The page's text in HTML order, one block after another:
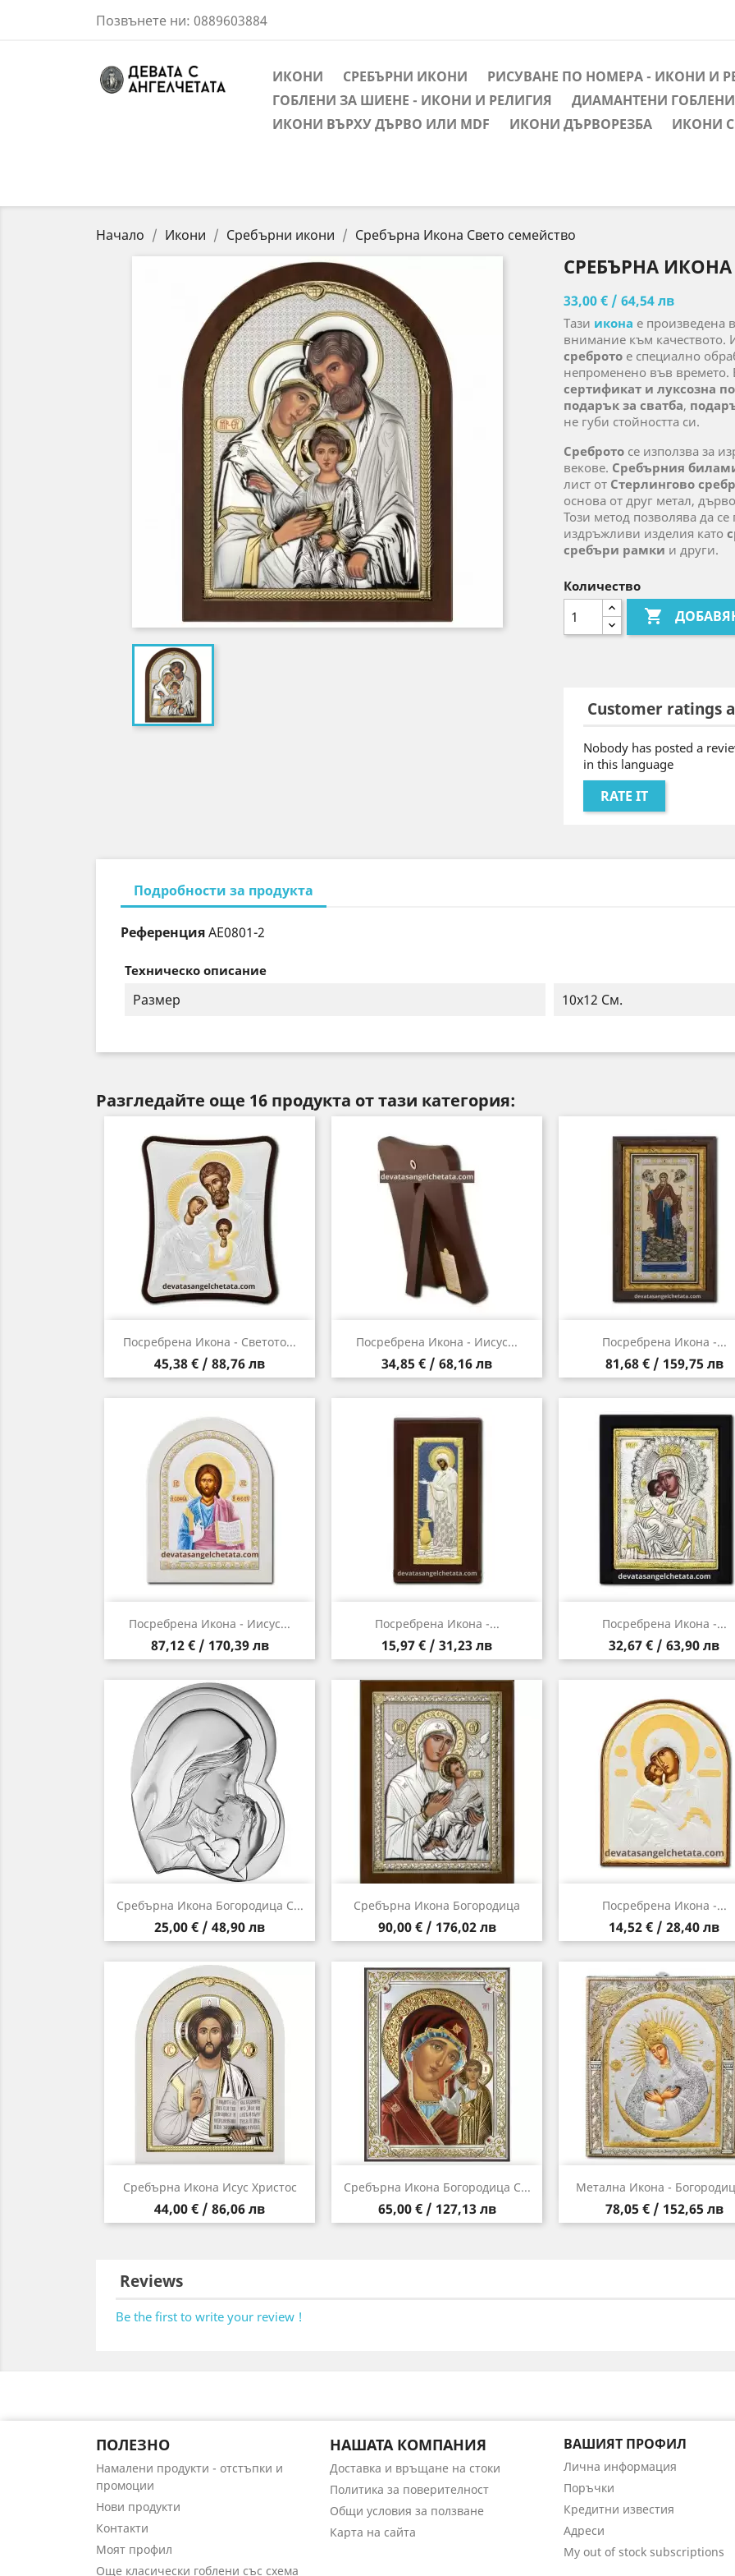
Позвънете ни: 0889603884
ИКОНИ СРЕБЪРНИ ИКОНИ
РИСУВАНЕ ПО НОМЕРА - ИКОНИ И
ГОБЛЕНИ ЗА ШИЕНЕ - ИКОНИ И РЕЛИГИЯ
ДИАМАНТЕНИ
ИКОНИ ВЪРХУ ДЪРВО ИЛИ MDF
ИКОНИ ДЪРВОРЕЗБА ИКОНИ
Начало Икони Сребърни икони Сребърна Икона Свето семейство
СРЕБЪРНА
33,00 € / 64,54 лв
Тази икона е произведена в
внимание към качеството.
среброто е специално
непроменено във времето.
сертификат и луксозна
подарък за сватба,
не губи стойността си.
Среброто се използва за
векове. Сребърния
лист от Стерлингово
основа от друг метал,
Този метод позволява да
издръжливи изделия като
сребъри рамки и други.
Количество

Customer ratings
Nobody has posted a
in this language
RATE IT
Подробности за продукта
РеференцияAE0801-2
Техническо описание
Размер 10х12 См.
Разгледайте още 16 продукта от тази категория:
Посребрена Икона - Светото...
Цена
45,38 € / 88,76 лв
Бърз преглед Посребрена Икона - Иисус...
Цена
34,85 € / 68,16 лв
Бърз преглед Посребрена Икона -...
Цена
81,68 € / 159,75 лв
Бърз преглед
Посребрена Икона - Иисус...
Цена
87,12 € / 170,39 лв
Бърз преглед Посребрена Икона -...
Цена
15,97 € / 31,23 лв
Бърз преглед Посребрена Икона -...
Цена
32,67 € / 63,90 лв
Бърз преглед
Сребърна Икона Богородица С...
Цена
25,00 € / 48,90 лв
 Бърз преглед Сребърна Икона Богородица
Цена
90,00 € / 176,02 лв
Бърз преглед Посребрена Икона -...
Цена
14,52 € / 28,40 лв
Бърз преглед
Сребърна Икона Исус Христос
Цена
44,00 € / 86,06 лв
Бърз преглед Сребърна Икона Богородица С...
Цена
65,00 € / 127,13 лв
 Бърз преглед Метална Икона -
Цена
78,05 € / 152,65 лв
 Бърз преглед
Reviews
Be the first to write your review !
ПОЛЕЗНО
Намалени продукти - отстъпки и
промоции
Нови продукти
Контакти
Моят профил
Още класически гоблени със схема
НАШАТА КОМПАНИЯ
Доставка и връщане на стоки
Политика за поверителност
Общи условия за ползване
Карта на сайта
ВАШИЯТ ПРОФИЛ
Лична информация
Поръчки
Кредитни известия
Адреси
My out of stock subscriptions